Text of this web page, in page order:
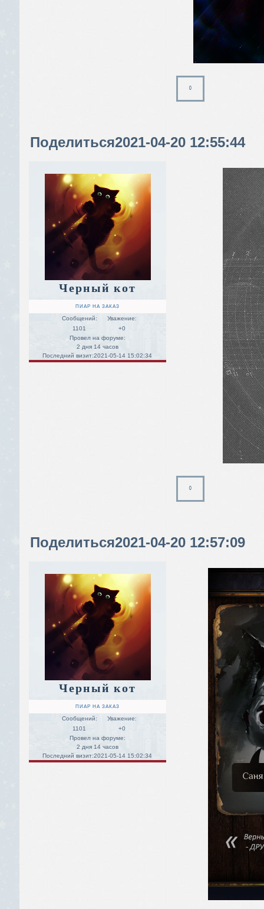
0
Поделиться2021-04-20 12:55:44
Черный кот
ПИАР НА ЗАКАЗ
Сообщений:
1101
Уважение:
+0
Провел на форуме:
2 дня 14 часов
Последний визит:2021-05-14 15:02:34
0
Поделиться2021-04-20 12:57:09
Черный кот
ПИАР НА ЗАКАЗ
Сообщений:
1101
Уважение:
+0
Провел на форуме:
2 дня 14 часов
Последний визит:2021-05-14 15:02:34